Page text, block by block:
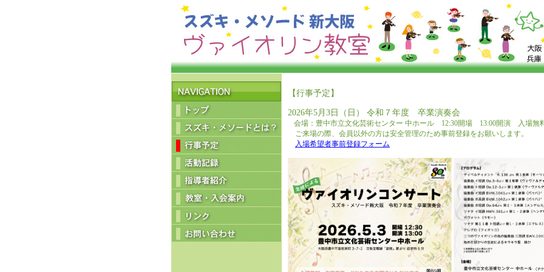
【行事予定】
2026年5月3日（日） 令和７年度 卒業演奏会
会場：豊中市立文化芸術センター 中ホール 12:30開場 13:00開演 入場無
ご来場の際、会員以外の方は安全管理のため事前登録をお願いします。
入場希望者事前登録フォーム